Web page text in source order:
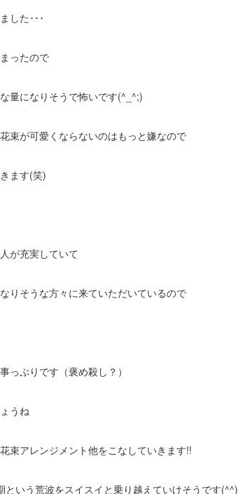
した･･･
ったので
量になりそうで怖いです(^_^;)
束が可愛くならないのはもっと嫌なので
ます(笑)
が充実していて
りそうな方々に来ていただいているので
っぷりです（褒め殺し？）
うね
束アレンジメント他をこなしていきます!!
という荒波をスイスイと乗り越えていけそうです(^^)